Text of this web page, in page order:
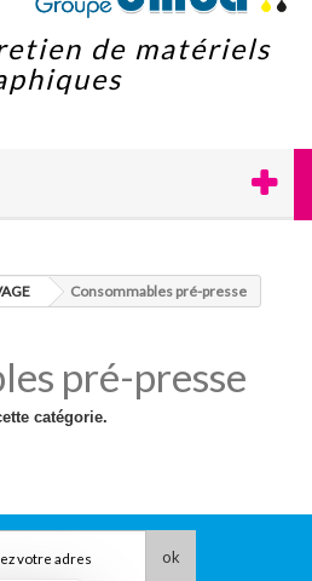
de matériels
Consommables pré-presse
pré-presse
catégorie.
ok